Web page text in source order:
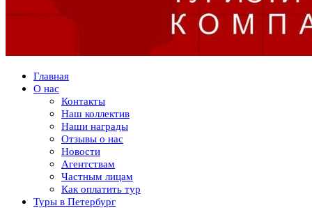
Главная
О нас
Контакты
Наш коллектив
Наши награды
Отзывы о нас
Новости
Агентствам
Частным лицам
Как оплатить тур
Туры в Петербург